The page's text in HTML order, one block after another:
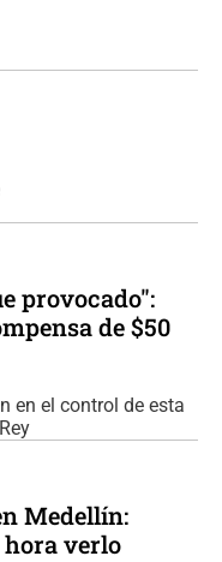
provocado":
de $50
en el control de esta
Medellín:
verlo